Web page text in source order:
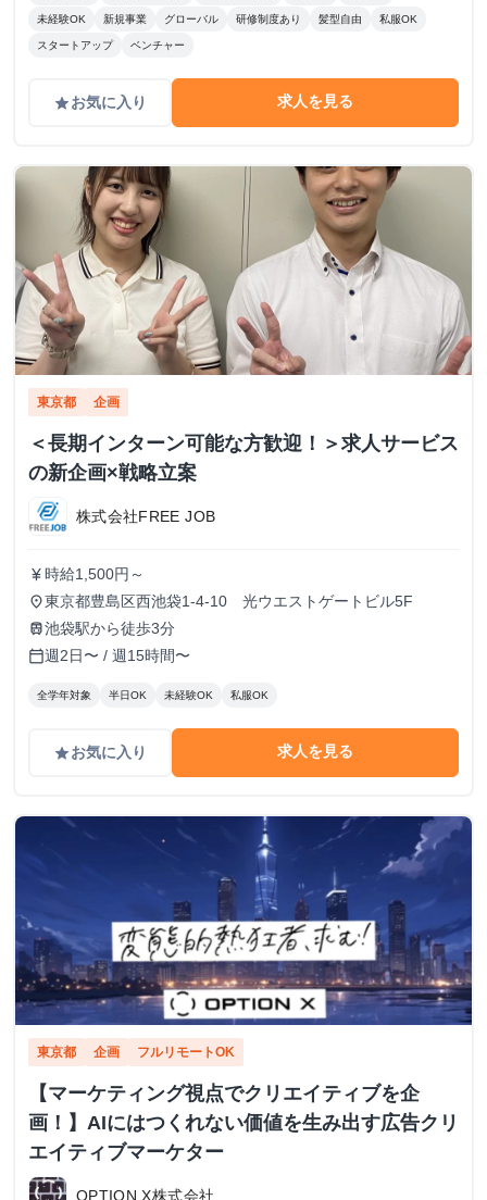
未経験OK 新規事業 グローバル 研修制度あり 髪型自由 私服OK
スタートアップ ベンチャー
gradeお気に入り 求人を見る
東京都 企画
＜長期インターン可能な方歓迎！＞求人サービス
の新企画×戦略立案
株式会社FREE JOB
currency_yen 時給1,500円～
place東京都豊島区西池袋1-4-10 光ウエストゲートビル5F
train池袋駅から徒歩3分
calendar_today週2日〜 / 週15時間〜
全学年対象 半日OK 未経験OK 私服OK
gradeお気に入り 求人を見る
東京都 企画 フルリモートOK
【マーケティング視点でクリエイティブを企
画！】AIにはつくれない価値を生み出す広告クリ
エイティブマーケター
OPTION X株式会社